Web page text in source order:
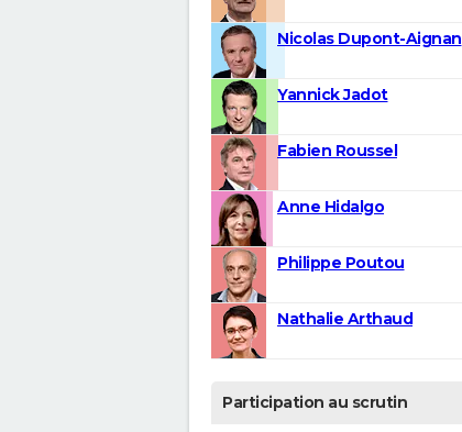
Nicolas Dupont-Aignan
Yannick Jadot
Fabien Roussel
Anne Hidalgo
Philippe Poutou
Nathalie Arthaud
Participation au scrutin